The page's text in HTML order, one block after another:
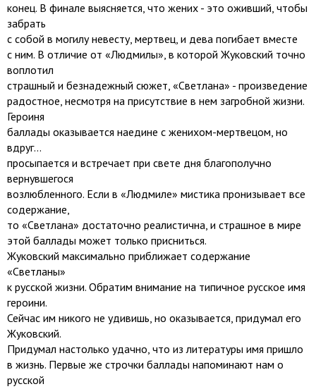
конец. В финале выясняется, что жених - это оживший, чтобы
забрать
с собой в могилу невесту, мертвец, и дева погибает вместе
с ним. В отличие от «Людмилы», в которой Жуковский точно
воплотил
страшный и безнадежный сюжет, «Светлана» - произведение
радостное, несмотря на присутствие в нем загробной жизни.
Героиня
баллады оказывается наедине с женихом-мертвецом, но
вдруг...
просыпается и встречает при свете дня благополучно
вернувшегося
возлюбленного. Если в «Людмиле» мистика пронизывает все
содержание,
то «Светлана» достаточно реалистична, и страшное в мире
этой баллады может только присниться.
Жуковский максимально приближает содержание
«Светланы»
к русской жизни. Обратим внимание на типичное русское имя
героини.
Сейчас им никого не удивишь, но оказывается, придумал его
Жуковский.
Придумал настолько удачно, что из литературы имя пришло
в жизнь. Первые же строчки баллады напоминают нам о
русской